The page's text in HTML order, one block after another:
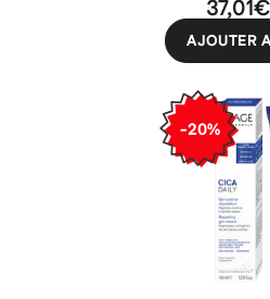
37,01€
AJOUTER
-20%